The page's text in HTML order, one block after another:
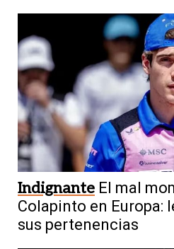
Indignante El mal
Colapinto en Europa:
sus pertenencias